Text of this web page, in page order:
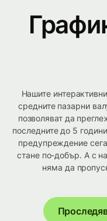
Нашите
средните пазарни
позволяват да
последните до 5
предупреждение
стане по-добър. А с
няма да